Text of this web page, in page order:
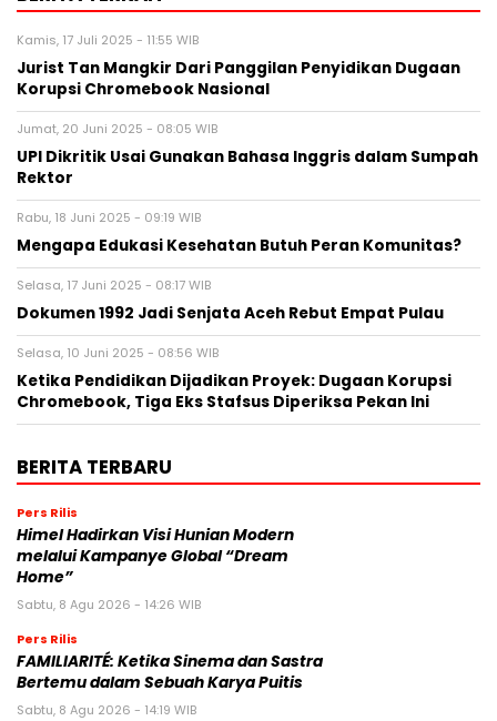
Kamis, 17 Juli 2025 - 11:55 WIB
Jurist Tan Mangkir Dari Panggilan Penyidikan Dugaan
Korupsi Chromebook Nasional
Jumat, 20 Juni 2025 - 08:05 WIB
UPI Dikritik Usai Gunakan Bahasa Inggris dalam Sumpah
Rektor
Rabu, 18 Juni 2025 - 09:19 WIB
Mengapa Edukasi Kesehatan Butuh Peran Komunitas?
Selasa, 17 Juni 2025 - 08:17 WIB
Dokumen 1992 Jadi Senjata Aceh Rebut Empat Pulau
Selasa, 10 Juni 2025 - 08:56 WIB
Ketika Pendidikan Dijadikan Proyek: Dugaan Korupsi
Chromebook, Tiga Eks Stafsus Diperiksa Pekan Ini
BERITA TERBARU
Pers Rilis
Himel Hadirkan Visi Hunian Modern
melalui Kampanye Global “Dream
Home”
Sabtu, 8 Agu 2026 - 14:26 WIB
Pers Rilis
FAMILIARITÉ: Ketika Sinema dan Sastra
Bertemu dalam Sebuah Karya Puitis
Sabtu, 8 Agu 2026 - 14:19 WIB